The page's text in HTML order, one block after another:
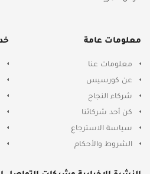
معلومات عامة
معلومات عنا
عن كورسيس
شركاء النجاح
كن أحد شركائنا
سياسة الاسترجاع
الشروط والأحكام